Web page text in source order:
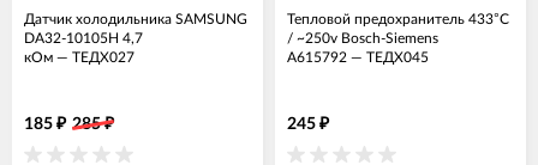
Датчик холодильника SAMSUNG
DA32-10105H 4,7
кОм — ТЕДХ027
185 ₽ 285₽
Тепловой предохранитель 433°C
/ ~250v Bosch-Siemens
A615792 — ТЕДХ045
245 ₽